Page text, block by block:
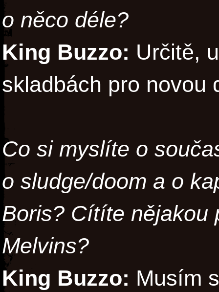
o něco déle?
King Buzzo: Určitě,
skladbách pro novou
Co si myslíte o
o sludge/doom a o
Boris? Cítíte nějakou
Melvins?
King Buzzo: Musím